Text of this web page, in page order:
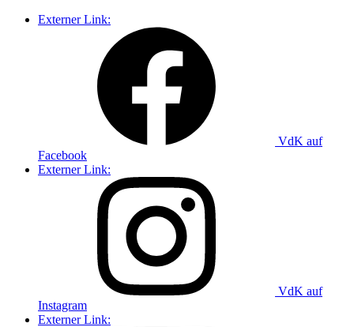
Externer Link:
VdK auf
Facebook
Externer Link:
VdK auf
Instagram
Externer Link: